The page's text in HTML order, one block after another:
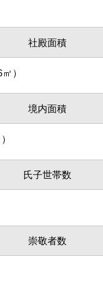
社殿面積
）
境内面積
氏子世帯数
崇敬者数